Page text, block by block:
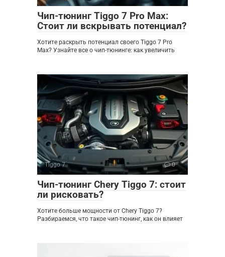
Чип-тюнинг Tiggo 7 Pro Max:
Стоит ли вскрывать потенциал?
Хотите раскрыть потенциал своего Tiggo 7 Pro
Max? Узнайте все о чип-тюнинге: как увеличить
Tiggo 7 0
Чип-тюнинг Chery Tiggo 7: стоит
ли рисковать?
Хотите больше мощности от Chery Tiggo 7?
Разбираемся, что такое чип-тюнинг, как он влияет